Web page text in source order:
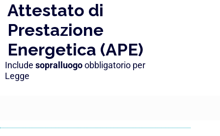
Attestato di
Prestazione
Energetica (APE)
Include sopralluogo obbligatorio per
Legge